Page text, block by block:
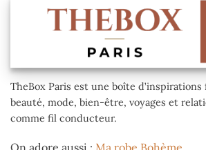
TheBox Paris est une boîte
beauté, mode, bien-être, voyages et
comme fil conducteur.